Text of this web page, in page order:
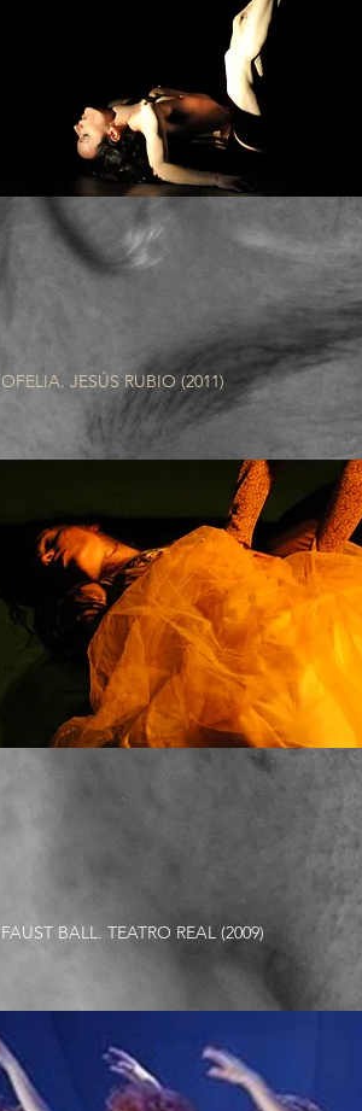
OFELIA. JESÚS RUBIO (2011)
FAUST BALL. TEATRO REAL (2009)